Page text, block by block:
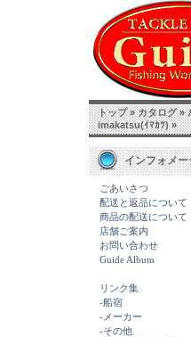
トップ»カタログ»
imakatsu(ｲﾏｶﾂ)»
インフォメー
ごあいさつ
配送と返品について
商品の配送について
店舗ご案内
お問い合わせ
Guide Album
リンク集
-船宿
-メーカー
-その他